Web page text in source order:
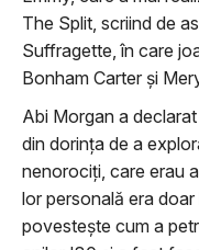
The Split, scriind de
Suffragette, în care
Bonham Carter și
Abi Morgan a
din dorința de a
nenorociți, care erau
lor personală era
povestește cum a